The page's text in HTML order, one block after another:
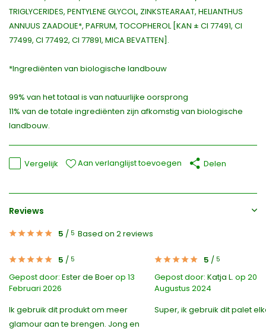
TRIGLYCERIDES, PENTYLENE GLYCOL, ZINKSTEARAAT, HELIANTHUS
ANNUUS ZAADOLIE*, PAFRUM, TOCOPHEROL [KAN ± CI 77491, CI
77499, CI 77492, CI 77891, MICA BEVATTEN].
*Ingrediënten van biologische landbouw
99% van het totaal is van natuurlijke oorsprong
11% van de totale ingrediënten zijn afkomstig van biologische
landbouw.
Vergelijk Aan verlanglijst toevoegen Delen
Reviews
5 / 5 Based on 2 reviews
5 / 5
Gepost door: Ester de Boerop 13
Februari 2026
Ik gebruik dit produkt om meer
glamour aan te brengen. Jong en
5 / 5
Gepost door: Katja L. op 20
Augustus 2024
Super, ik gebruik dit palet